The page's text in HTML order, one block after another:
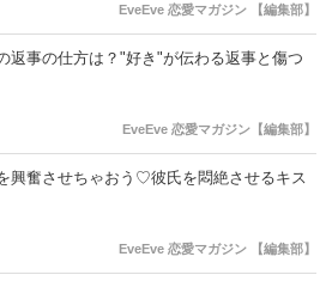
EveEve 恋愛マガジン 【編集部】
返事の仕方は？"好き"が伝わる返事と傷つ
EveEve 恋愛マガジン【編集部】
興奮させちゃおう♡彼氏を悶絶させるキス
EveEve 恋愛マガジン 【編集部】